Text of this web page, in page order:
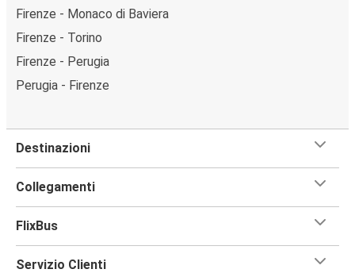
Firenze - Monaco di Baviera
Firenze - Torino
Firenze - Perugia
Perugia - Firenze
Destinazioni
Collegamenti
FlixBus
Servizio Clienti